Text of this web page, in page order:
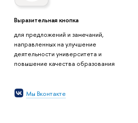
Выразительная кнопка
для предложений и замечаний,
направленных на улучшение
деятельности университета и
повышение качества образования
Мы Вконтакте